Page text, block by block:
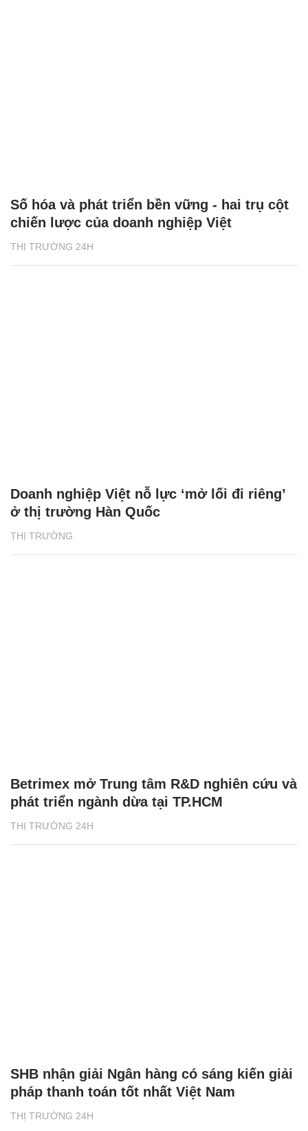
THỊ TRƯỜNG 24H
Số hóa và phát triển bền vững - hai trụ cột
chiến lược của doanh nghiệp Việt
THỊ TRƯỜNG
Doanh nghiệp Việt nỗ lực ‘mở lối đi riêng’
ở thị trường Hàn Quốc
THỊ TRƯỜNG 24H
Betrimex mở Trung tâm R&D nghiên cứu và
phát triển ngành dừa tại TP.HCM
THỊ TRƯỜNG 24H
SHB nhận giải Ngân hàng có sáng kiến giải
pháp thanh toán tốt nhất Việt Nam